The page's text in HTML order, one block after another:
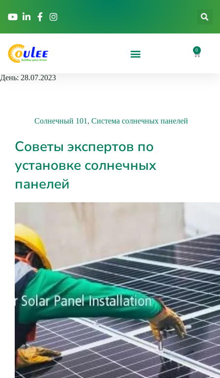
0
День: 28.07.2023
Солнечный 101 , Система солнечных панелей
Советы экспертов по
установке солнечных
панелей